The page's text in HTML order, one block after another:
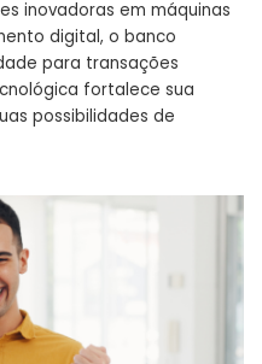
inovadoras em máquinas
digital, o banco
para transações
fortalece sua
possibilidades de